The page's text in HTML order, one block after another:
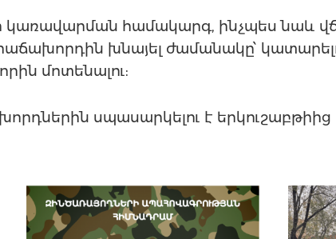
կառավարման համակարգ, ինչպես նաև
հաճախորդին խնայել ժամանակը՝
մոտենալու:
սպասարկելու է երկուշաբթիից